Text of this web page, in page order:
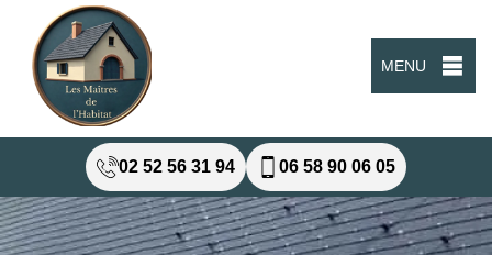
MENU
02 52 56 31 94 06 58 90 06 05